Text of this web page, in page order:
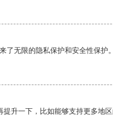
了无限的隐私保护和安全性保护。
升一下，比如能够支持更多地区